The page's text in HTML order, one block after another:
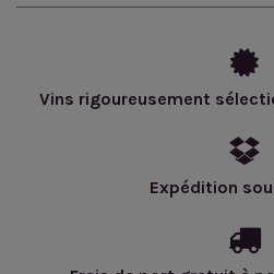
Vins rigoureusement
Expédition